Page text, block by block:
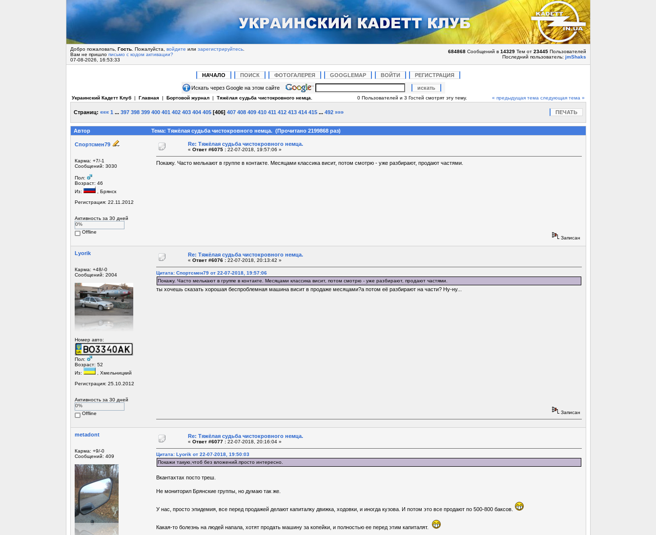
Добро пожаловать, Гость. Пожалуйста, войдите или зарегистрируйтесь.
Вам не пришло письмо с кодом активации?
07-08-2026, 16:53:33
684868Сообщений в 14329Тем от 23445Пользователей
Последний пользователь: jmShaks
НАЧАЛО ПОИСК ФОТОГАЛЕРЕЯ GOOGLEMAP ВОЙТИ РЕГИСТРАЦИЯ
Искать через Google на этом сайте
Украинский Кадетт Клуб| Главная| Бортовой журнал| Тяжёлая судьба чистокровного немца. 0 Пользователей и 3 Гостей смотрят эту тему. « предыдущая тема следующая тема »
Страниц: ««« 1 ... 397 398 399 400 401 402 403 404 405[406] 407 408 409 410 411 412 413 414 415 ... 492 »»» ПЕЧАТЬ
Автор Тема: Тяжёлая судьба чистокровного немца. (Прочитано 2199868 раз)
Спортсмен79
Карма: +7/-1
Сообщений: 3030
Пол:
Возраст: 46
Из:
, Брянск
Регистрация: 22.11.2012
Активность за 30 дней
0%
Offline
Re: Тяжёлая судьба чистокровного немца.
« Ответ #6075 :22-07-2018, 19:57:06 »
Покажу. Часто мелькают в группе в контакте. Месяцами классика висит, потом смотрю - уже разбирают, продают частями.
Записан
Lyorik
Карма: +48/-0
Сообщений: 2004
Номер авто:
Пол:
Возраст: 52
Из:
, Хмельницкий
Регистрация: 25.10.2012
Активность за 30 дней
0%
Offline
Re: Тяжёлая судьба чистокровного немца.
« Ответ #6076 :22-07-2018, 20:13:42 »
Цитата: Спортсмен79 от 22-07-2018, 19:57:06
Покажу. Часто мелькают в группе в контакте. Месяцами классика висит, потом смотрю - уже разбирают, продают частями.
ты хочешь сказать хорошая беспроблемная машина висит в продаже месяцами?а потом её разбирают на части? Ну-ну...
Записан
metadont
Карма: +9/-0
Сообщений: 409
Re: Тяжёлая судьба чистокровного немца.
« Ответ #6077 :22-07-2018, 20:16:04 »
Цитата: Lyorik от 22-07-2018, 19:50:03
Покажи такую,чтоб без вложений.просто интересно.
Вкантахтах посто треш.
Не мониторил Брянские группы, но думаю так же.
У нас, просто эпидемия, все перед продажей делают капиталку движка, ходовки, и иногда кузова. И потом это все продают по 500-800 баксов.
Какая-то болезнь на людей напала, хотят продать машину за копейки, и полностью ее перед этим капиталят.